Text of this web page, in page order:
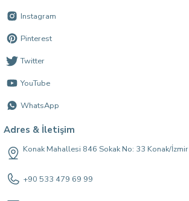
Instagram
Pinterest
Twitter
YouTube
WhatsApp
Adres & İletişim
Konak Mahallesi 846 Sokak No: 33 Konak/İzmir
+90 533 479 69 99